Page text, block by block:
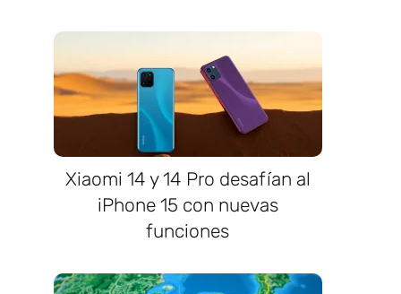
Xiaomi 14 y 14 Pro desafían al
iPhone 15 con nuevas
funciones